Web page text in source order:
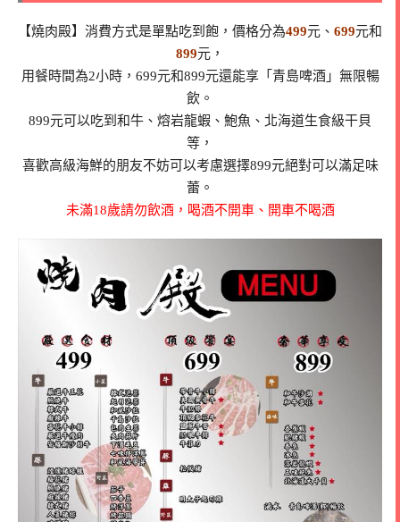
【燒肉殿】消費方式是單點吃到飽，價格分為499元、 699元和
899元，
用餐時間為2小時，699元和899元還能享「青島啤酒」無限暢
飲。
899元可以吃到和牛、熔岩龍蝦、鮑魚、北海道生食級干貝
等，
喜歡高級海鮮的朋友不妨可以考慮選擇899元絕對可以滿足味
蕾。
未滿18歲請勿飲酒，喝酒不開車、開車不喝酒